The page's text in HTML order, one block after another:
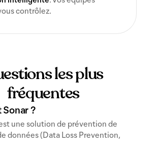
contrôlez.
les plus
fréquentes
?
une solution de prévention de
données (Data Loss Prevention,